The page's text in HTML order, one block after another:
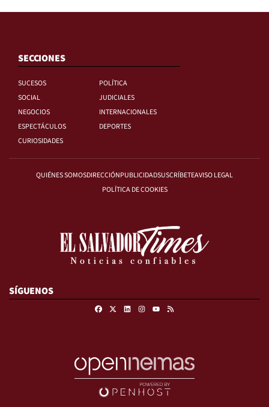
SECCIONES
SUCESOS
POLÍTICA
SOCIAL
JUDICIALES
NEGOCIOS
INTERNACIONALES
ESPECTÁCULOS
DEPORTES
CURIOSIDADES
QUIÉNES SOMOSDIRECCIÓNPUBLICIDADSUSCRÍBETEAVISO LEGAL
POLÍTICA DE COOKIES
SÍGUENOS
FacebookLinkedinInstagramRSS